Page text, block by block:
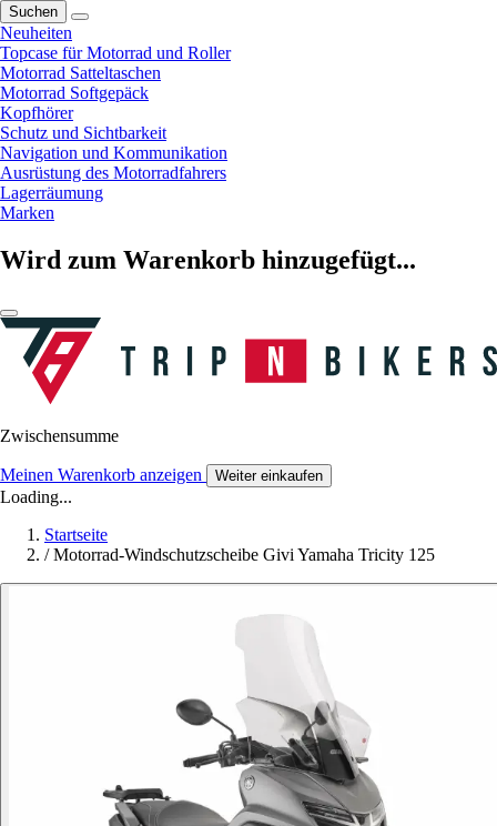
Suchen
Neuheiten
Topcase für Motorrad und Roller
Motorrad Satteltaschen
Motorrad Softgepäck
Kopfhörer
Schutz und Sichtbarkeit
Navigation und Kommunikation
Ausrüstung des Motorradfahrers
Lagerräumung
Marken
Wird zum Warenkorb hinzugefügt...
Zwischensumme
Meinen Warenkorb anzeigen Weiter einkaufen
Loading...
Startseite
/ Motorrad-Windschutzscheibe Givi Yamaha Tricity 125